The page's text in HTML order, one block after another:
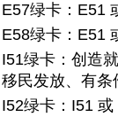
E57绿卡： E51
E58绿卡： E51
I51绿卡： 创造
移民发放、有条
I52绿卡： I51